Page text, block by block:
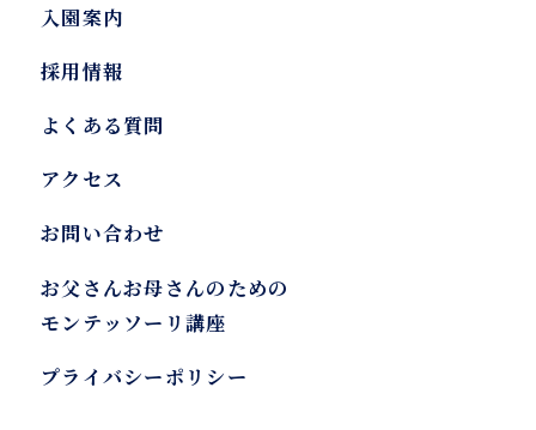
入園案内
採用情報
よくある質問
アクセス
お問い合わせ
お父さんお母さんのための
モンテッソーリ講座
プライバシーポリシー